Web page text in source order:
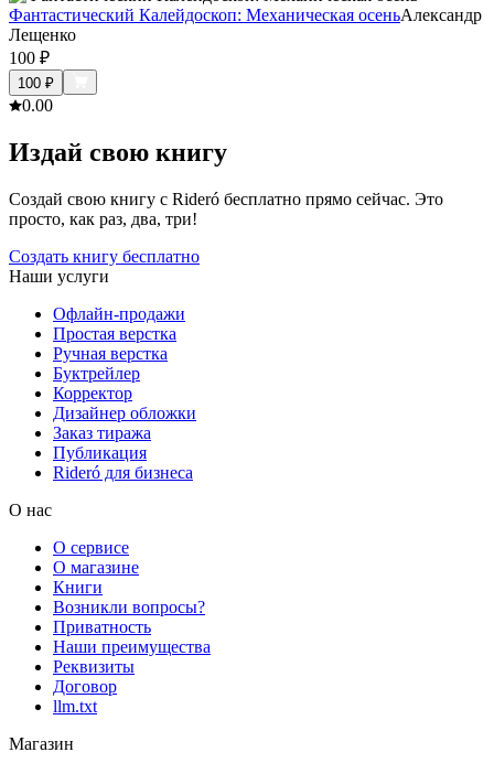
Фантастический Калейдоскоп: Механическая осеньАлександр
Лещенко
100 ₽
100 ₽
0.00
Издай свою книгу
Создай свою книгу с Rideró бесплатно прямо сейчас. Это
просто, как раз, два, три!
Создать книгу бесплатно
Наши услуги
Офлайн-продажи
Простая верстка
Ручная верстка
Буктрейлер
Корректор
Дизайнер обложки
Заказ тиража
Публикация
Rideró для бизнеса
О нас
О сервисе
О магазине
Книги
Возникли вопросы?
Приватность
Наши преимущества
Реквизиты
Договор
llm.txt
Магазин